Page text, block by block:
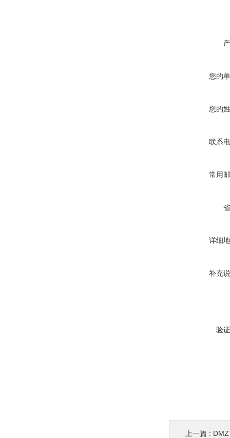
您的
您的
联系
常用
详细
补充
验
上一篇 :